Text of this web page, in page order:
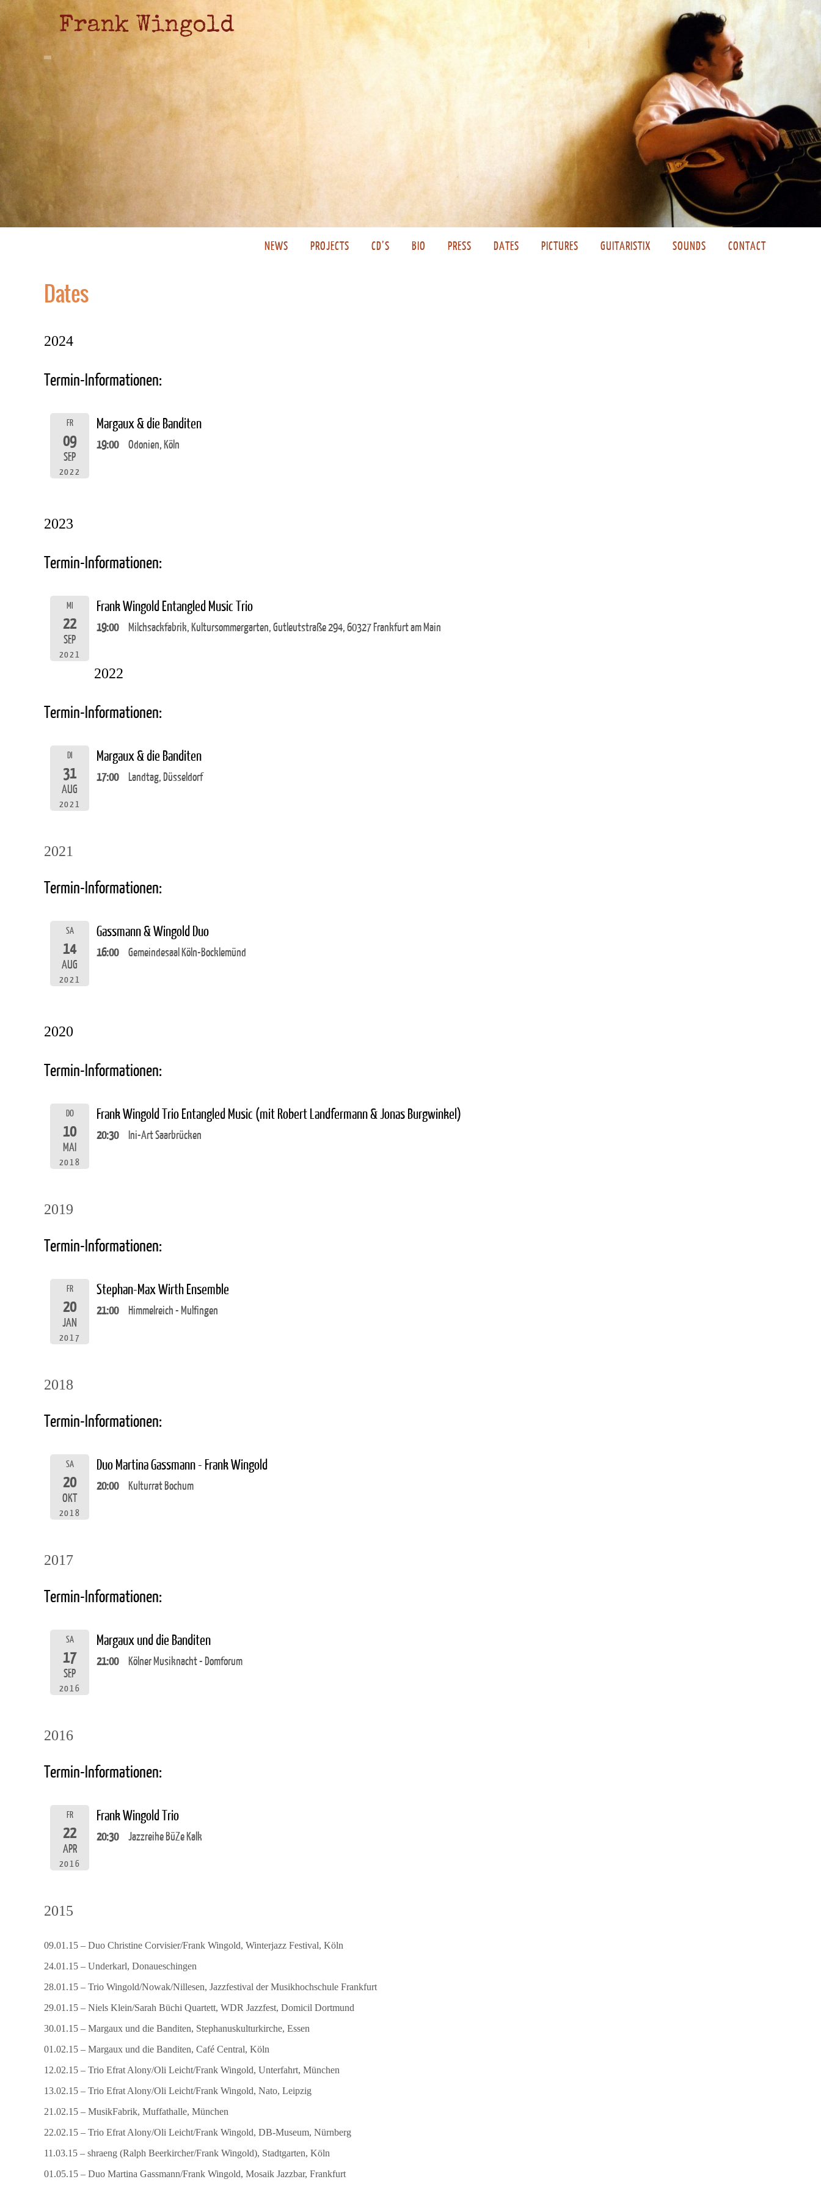
Frank Wingold
NEWS PROJECTS CD’S BIO PRESS DATES PICTURES GUITARISTIX SOUNDS CONTACT
Dates
2024
Termin-Informationen:
FR
09
SEP
2022
Margaux & die Banditen
19:00 Odonien, Köln
2023
Termin-Informationen:
MI
22
SEP
2021
Frank Wingold Entangled Music Trio
19:00 Milchsackfabrik, Kultursommergarten, Gutleutstraße 294, 60327 Frankfurt am Main
2022
Termin-Informationen:
DI
31
AUG
2021
Margaux & die Banditen
17:00 Landtag, Düsseldorf
2021
Termin-Informationen:
SA
14
AUG
2021
Gassmann & Wingold Duo
16:00 Gemeindesaal Köln-Bocklemünd
2020
Termin-Informationen:
DO
10
MAI
2018
Frank Wingold Trio Entangled Music (mit Robert Landfermann & Jonas Burgwinkel)
20:30 Ini-Art Saarbrücken
2019
Termin-Informationen:
FR
20
JAN
2017
Stephan-Max Wirth Ensemble
21:00 Himmelreich - Mulfingen
2018
Termin-Informationen:
SA
20
OKT
2018
Duo Martina Gassmann - Frank Wingold
20:00 Kulturrat Bochum
2017
Termin-Informationen:
SA
17
SEP
2016
Margaux und die Banditen
21:00 Kölner Musiknacht - Domforum
2016
Termin-Informationen:
FR
22
APR
2016
Frank Wingold Trio
20:30 Jazzreihe BüZe Kalk
2015
09.01.15 – Duo Christine Corvisier/Frank Wingold, Winterjazz Festival, Köln
24.01.15 – Underkarl, Donaueschingen
28.01.15 – Trio Wingold/Nowak/Nillesen, Jazzfestival der Musikhochschule Frankfurt
29.01.15 – Niels Klein/Sarah Büchi Quartett, WDR Jazzfest, Domicil Dortmund
30.01.15 – Margaux und die Banditen, Stephanuskulturkirche, Essen
01.02.15 – Margaux und die Banditen, Café Central, Köln
12.02.15 – Trio Efrat Alony/Oli Leicht/Frank Wingold, Unterfahrt, München
13.02.15 – Trio Efrat Alony/Oli Leicht/Frank Wingold, Nato, Leipzig
21.02.15 – MusikFabrik, Muffathalle, München
22.02.15 – Trio Efrat Alony/Oli Leicht/Frank Wingold, DB-Museum, Nürnberg
11.03.15 – shraeng (Ralph Beerkircher/Frank Wingold), Stadtgarten, Köln
01.05.15 – Duo Martina Gassmann/Frank Wingold, Mosaik Jazzbar, Frankfurt